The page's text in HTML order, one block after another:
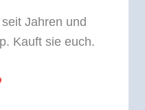
Jahren und
Kauft sie euch.